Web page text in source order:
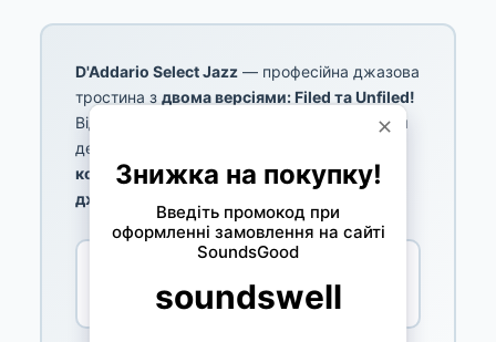
D'Addario Select Jazz — професійна джазова
тростина з двома версіями: Filed та Unfiled!
Відбірний французький очерет. Єдина серія
де можна обрати тип різу.
конкурент Vandoren Java та V16 для
джазових саксофоністів!
Filed + Unfiled!